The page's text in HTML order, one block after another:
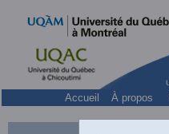
Accueil À propos